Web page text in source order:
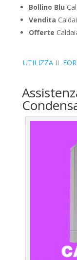
Bollino Blu
Vendita
Offerte
UTILIZZA IL